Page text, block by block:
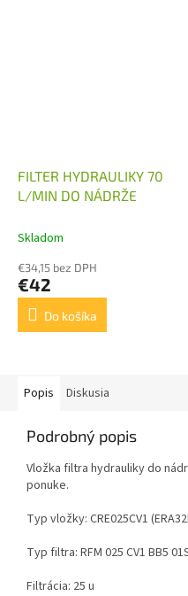
FILTER HYDRAULIKY 70
L/MIN DO NÁDRŽE
Skladom
€34,15 bez DPH
€42
Do košíka
Popis Diskusia
Podrobný popis
Vložka filtra hydrauliky do
ponuke.
Typ vložky: CRE025CV1
Typ filtra: RFM 025 CV1 BB5
Filtrácia: 25 u